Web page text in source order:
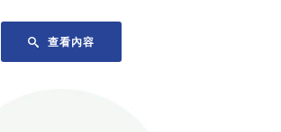
查看內容